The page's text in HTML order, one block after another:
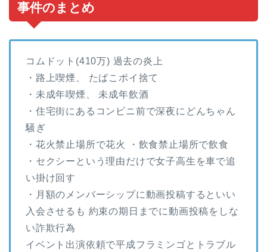
事件のまとめ
コムドット(410万) 過去の炎上
・路上喫煙、 たばこポイ捨て
・未成年喫煙、 未成年飲酒
・住宅街にあるコンビニ前で深夜にどんちゃん
騒ぎ
・花火禁止場所で花火 ・飲食禁止場所で飲食
・セクシーという理由だけで女子高生を車で追
い掛け回す
・月額のメンバーシップに動画投稿するといい
入会させるも 約束の期日までに動画投稿をしな
い詐欺行為
イベント出演依頼で平成フラミンゴとトラブル